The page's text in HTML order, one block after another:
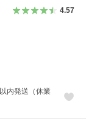
4.57
内発送（休業